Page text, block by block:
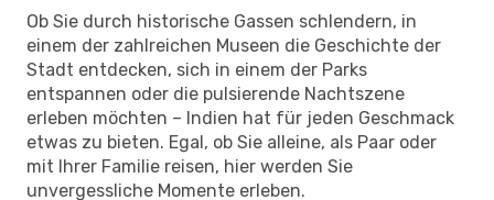
Ob Sie durch historische Gassen schlendern, in
einem der zahlreichen Museen die Geschichte der
Stadt entdecken, sich in einem der Parks
entspannen oder die pulsierende Nachtszene
erleben möchten – Indien hat für jeden Geschmack
etwas zu bieten. Egal, ob Sie alleine, als Paar oder
mit Ihrer Familie reisen, hier werden Sie
unvergessliche Momente erleben.